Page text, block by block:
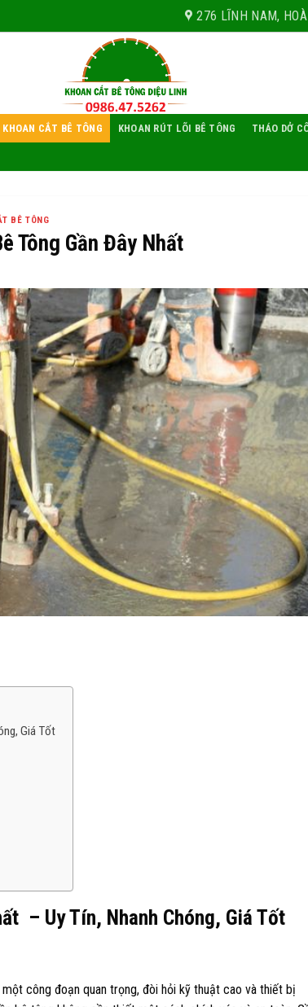
276 LĨNH NAM,
KHOAN CẮT BÊ TÔNG KHOAN RÚT LÕI BÊ TÔNG THÁO DỞ
BÊ TÔNG
Tông Gần Đây Nhất
Giá Tốt
– Uy Tín, Nhanh Chóng, Giá Tốt
công đoạn quan trọng, đòi hỏi kỹ thuật cao và thiết bị